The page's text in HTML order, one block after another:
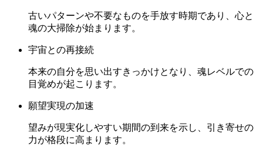
古いパターンや不要なものを手放す時期であり、心と
魂の大掃除が始まります。
宇宙との再接続
本来の自分を思い出すきっかけとなり、魂レベルでの
目覚めが起こります。
願望実現の加速
望みが現実化しやすい期間の到来を示し、引き寄せの
力が格段に高まります。